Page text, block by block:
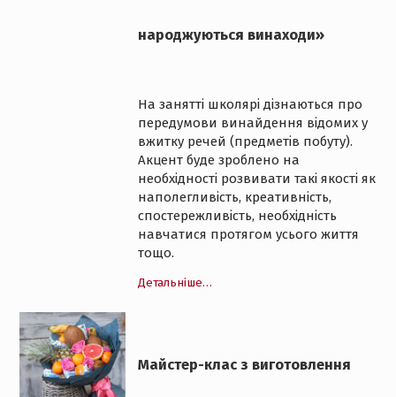
народжуються винаходи»
На занятті школярі дізнаються про
передумови винайдення відомих у
вжитку речей (предметів побуту).
Акцент буде зроблено на
необхідності розвивати такі якості як
наполегливість, креативність,
спостережливість, необхідність
навчатися протягом усього життя
тощо.
Детальніше…
Майстер-клас з виготовлення